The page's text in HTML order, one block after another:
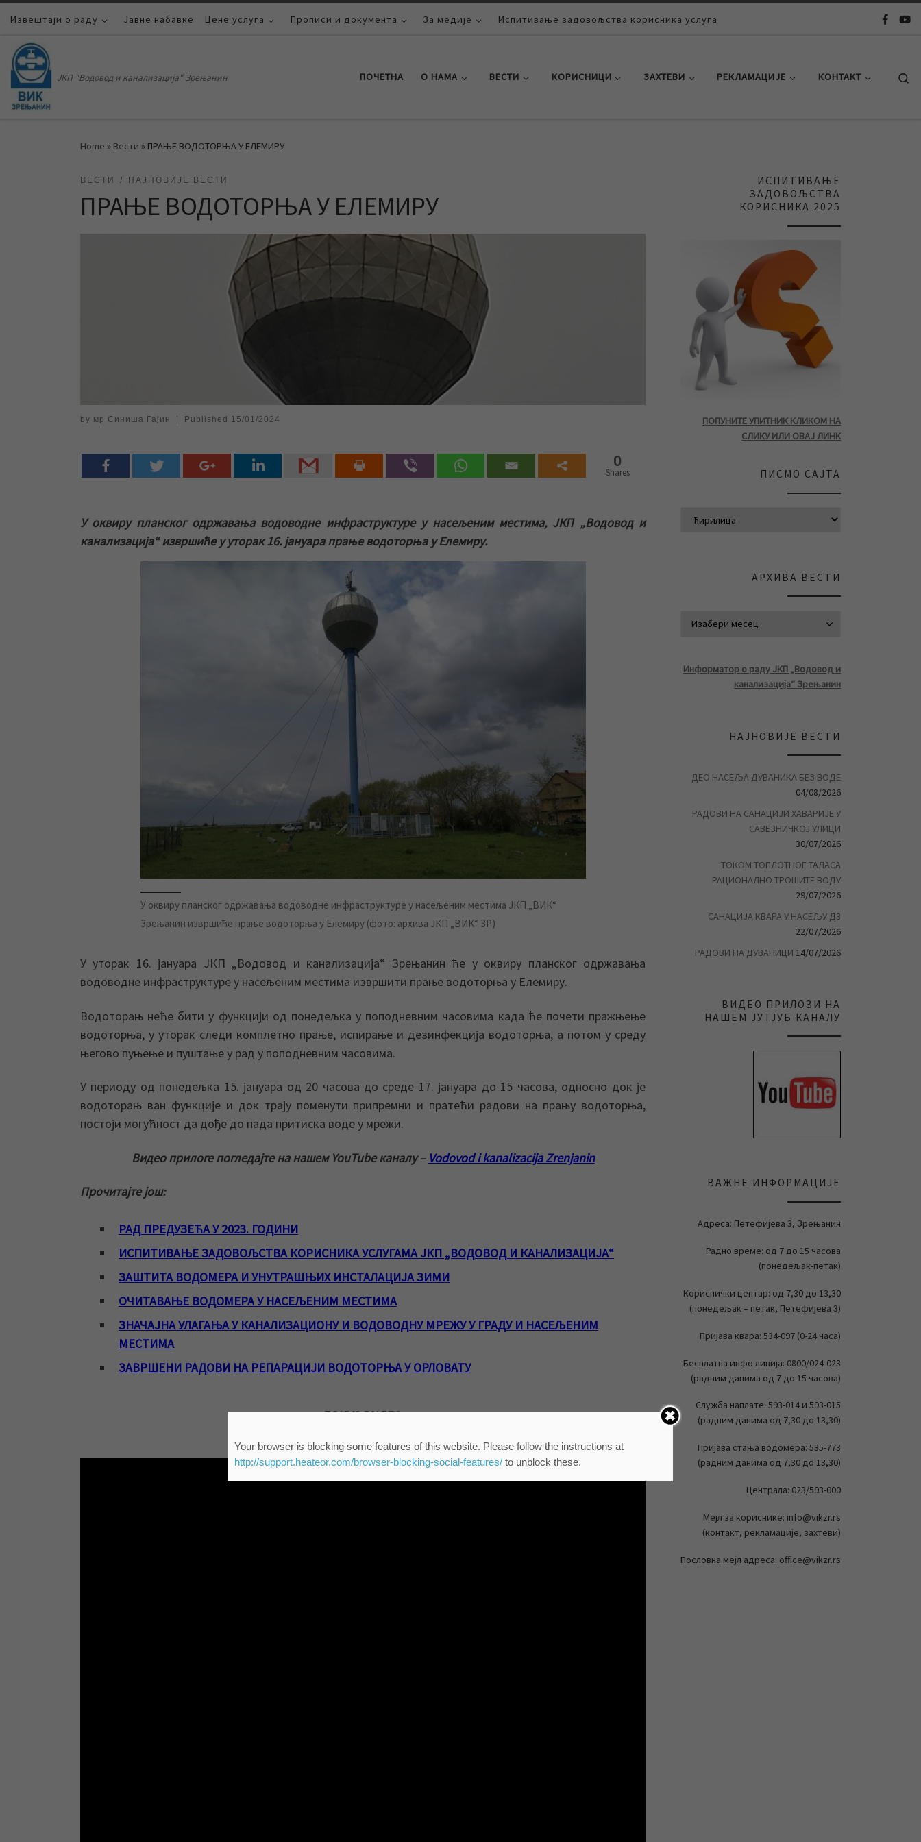
Skip to content
Извештаји о раду Јавне набавке Цене услуга Прописи и документа За медије Испитивање задовољства корисника услуга
ЈКП "Водовод и канализација" Зрењанин ПОЧЕТНА О НАМА ВЕСТИ КОРИСНИЦИ ЗАХТЕВИ РЕКЛАМАЦИЈЕ КОНТАКТ
Home » Вести » ПРАЊЕ ВОДОТОРЊА У ЕЛЕМИРУ
ВЕСТИ НАЈНОВИЈЕ ВЕСТИ
ПРАЊЕ ВОДОТОРЊА У ЕЛЕМИРУ
by мр Синиша Гајин Published 15/01/2024
0
Shares
У оквиру планског одржавања водоводне инфраструктуре у насељеним местима, ЈКП „Водовод и
канализација“ извршиће у уторак 16. јануара прање водоторња у Елемиру.
У оквиру планског одржавања водоводне инфраструктуре у насељеним местима ЈКП „ВИК“
Зрењанин извршиће прање водоторња у Елемиру (фото: архива ЈКП „ВИК“ ЗР)
У уторак 16. јануара ЈКП „Водовод и канализација“ Зрењанин ће у оквиру планског одржавања
водоводне инфраструктуре у насељеним местима извршити прање водоторња у Елемиру.
Водоторањ неће бити у функцији од понедељка у поподневним часовима када ће почети пражњење
водоторња, у уторак следи комплетно прање, испирање и дезинфекција водоторња, а потом у среду
његово пуњење и пуштање у рад у поподневним часовима.
У периоду од понедељка 15. јануара од 20 часова до среде 17. јануара до 15 часова, односно док је
водоторањ ван функције и док трају поменути припремни и пратећи радови на прању водоторња,
постоји могућност да дође до пада притиска воде у мрежи.
Видео прилоге погледајте на нашем YouTube каналу – Vodovod i kanalizacija Zrenjanin
Прочитајте још:
РАД ПРЕДУЗЕЋА У 2023. ГОДИНИ
ИСПИТИВАЊЕ ЗАДОВОЉСТВА КОРИСНИКА УСЛУГАМА ЈКП „ВОДОВОД И КАНАЛИЗАЦИЈА“
ЗАШТИТА ВОДОМЕРА И УНУТРАШЊИХ ИНСТАЛАЦИЈА ЗИМИ
ОЧИТАВАЊЕ ВОДОМЕРА У НАСЕЉЕНИМ МЕСТИМА
ЗНАЧАЈНА УЛАГАЊА У КАНАЛИЗАЦИОНУ И ВОДОВОДНУ МРЕЖУ У ГРАДУ И НАСЕЉЕНИМ
МЕСТИМА
ЗАВРШЕНИ РАДОВИ НА РЕПАРАЦИЈИ ВОДОТОРЊА У ОРЛОВАТУ
БОНУС ВИДЕО
ИСПИТИВАЊЕ
ЗАДОВОЉСТВА
КОРИСНИКА 2025
ПОПУНИТЕ УПИТНИК КЛИКОМ НА
СЛИКУ ИЛИ ОВАЈ ЛИНК
ПИСМО САЈТА
АРХИВА ВЕСТИ
Информатор о раду ЈКП „Водовод и
канализација“ Зрењанин
НАЈНОВИЈЕ ВЕСТИ
ДЕО НАСЕЉА ДУВАНИКА БЕЗ ВОДЕ
04/08/2026
РАДОВИ НА САНАЦИЈИ ХАВАРИЈЕ У
САВЕЗНИЧКОЈ УЛИЦИ
30/07/2026
ТОКОМ ТОПЛОТНОГ ТАЛАСА
РАЦИОНАЛНО ТРОШИТЕ ВОДУ
29/07/2026
САНАЦИЈА КВАРА У НАСЕЉУ Д3
22/07/2026
РАДОВИ НА ДУВАНИЦИ 14/07/2026
ВИДЕО ПРИЛОЗИ НА
НАШЕМ ЈУТЈУБ КАНАЛУ
ВАЖНЕ ИНФОРМАЦИЈЕ
Адреса: Петефијева 3, Зрењанин
Радно време: од 7 до 15 часова
(понедељак-петак)
Кориснички центар: од 7,30 до 13,30
(понедељак – петак, Петефијева 3)
Пријава квара: 534-097 (0-24 часа)
Бесплатна инфо линија: 0800/024-023
(радним данима од 7 до 15 часова)
Служба наплате: 593-014 и 593-015
(радним данима од 7,30 до 13,30)
Пријава стања водомера: 535-773
(радним данима од 7,30 до 13,30)
Централа: 023/593-000
Мејл за кориснике: info@vikzr.rs
(контакт, рекламације, захтеви)
Пословна мејл адреса: office@vikzr.rs
Your browser is blocking some features of this website. Please follow the instructions at
http://support.heateor.com/browser-blocking-social-features/to unblock these.